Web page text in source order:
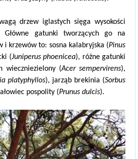
drzew iglastych sięga wysokości
gatunki tworzących go na
i krzewów to: sosna kalabryjska (Pinus
(Juniperus phoenicea), różne gatunki
wieczniezielony (Acer sempervirens),
platyphyllos), jarząb brekinia (Sorbus
pospolity (Prunus dulcis).